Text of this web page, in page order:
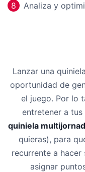
8 Analiza y
Lanzar una
oportunidad de
el juego. Por lo
entretener a tus
quiniela
quieras), para
recurrente a
asignar